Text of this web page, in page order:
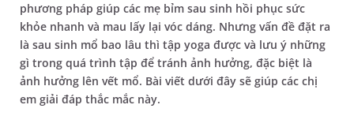
phương pháp giúp các mẹ bỉm sau sinh hồi phục sức
khỏe nhanh và mau lấy lại vóc dáng. Nhưng vấn đề đặt ra
là sau sinh mổ bao lâu thì tập yoga được và lưu ý những
gì trong quá trình tập để tránh ảnh hưởng, đặc biệt là
ảnh hưởng lên vết mổ. Bài viết dưới đây sẽ giúp các chị
em giải đáp thắc mắc này.